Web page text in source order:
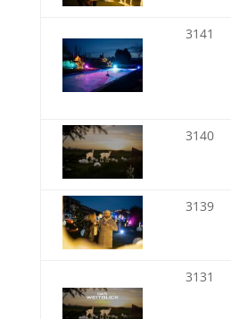
3141
3140
3139
3131